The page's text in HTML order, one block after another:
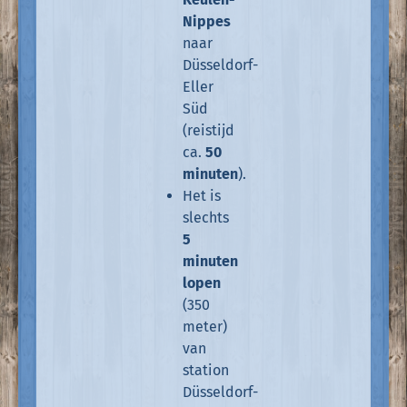
Nippes
naar
Düsseldorf-
Eller
Süd
(reistijd
ca. 50
minuten).
Het is
slechts
5
minuten
lopen
(350
meter)
van
station
Düsseldorf-